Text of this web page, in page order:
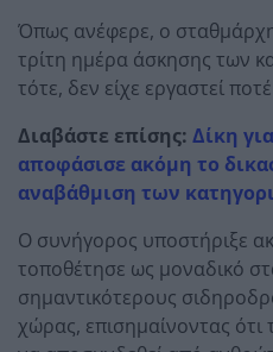
Όπως ανέφερε, ο
τρίτη ημέρα άσκησης των
τότε, δεν είχε εργαστεί
Διαβάστε επίσης: Δίκη
αποφάσισε ακόμη το
αναβάθμιση των
Ο συνήγορος υποστήριξε
τοποθέτησε ως μοναδικό
σημαντικότερους
χώρας, επισημαίνοντας